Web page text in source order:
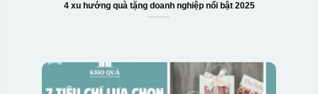
4 xu hướng quà tặng doanh nghiệp nổi bật 2025